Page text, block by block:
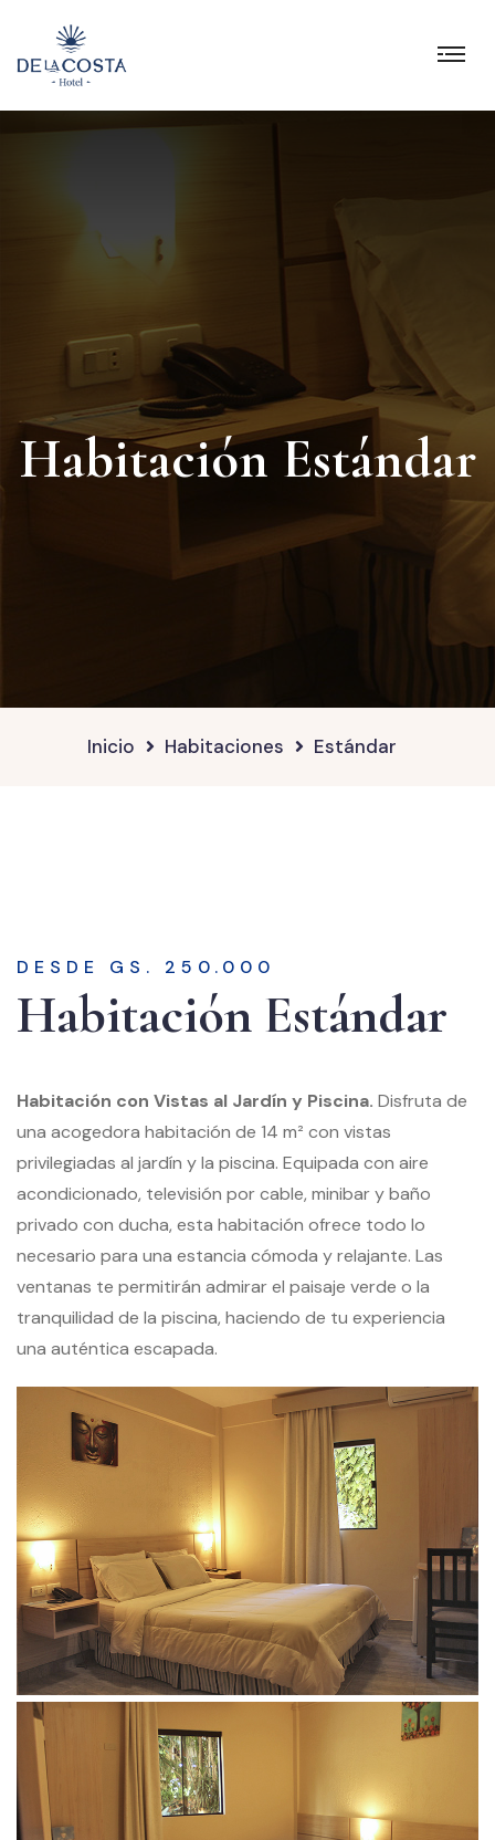
HabitaciónEstándar
Inicio Habitaciones Estándar
DESDE GS. 250.000
Habitación Estándar
Habitación con Vistas al Jardín y Piscina. Disfruta de
una acogedora habitación de 14 m² con vistas
privilegiadas al jardín y la piscina. Equipada con aire
acondicionado, televisión por cable, minibar y baño
privado con ducha, esta habitación ofrece todo lo
necesario para una estancia cómoda y relajante. Las
ventanas te permitirán admirar el paisaje verde o la
tranquilidad de la piscina, haciendo de tu experiencia
una auténtica escapada.